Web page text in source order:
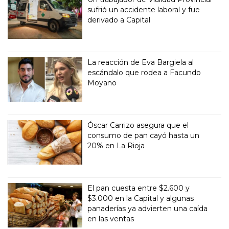
sufrió un accidente laboral y fue
derivado a Capital
La reacción de Eva Bargiela al
escándalo que rodea a Facundo
Moyano
Óscar Carrizo asegura que el
consumo de pan cayó hasta un
20% en La Rioja
El pan cuesta entre $2.600 y
$3.000 en la Capital y algunas
panaderías ya advierten una caída
en las ventas